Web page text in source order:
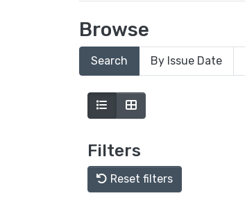
Browse
Search By Issue Date
Filters
Reset filters